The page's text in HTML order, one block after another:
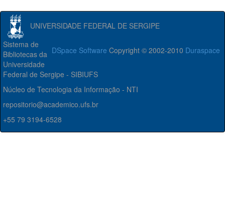
UNIVERSIDADE FEDERAL DE SERGIPE
DSpace Software Copyright © 2002-2010 Duraspace
Sistema de
Bibliotecas da
Universidade
Federal de Sergipe - SIBIUFS
Núcleo de Tecnologia da Informação - NTI
repositorio@academico.ufs.br
+55 79 3194-6528